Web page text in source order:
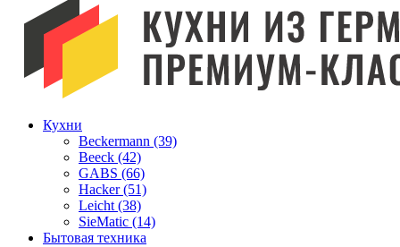
Кухни
Beckermann (39)
Beeck (42)
GABS (66)
Hacker (51)
Leicht (38)
SieMatic (14)
Бытовая техника